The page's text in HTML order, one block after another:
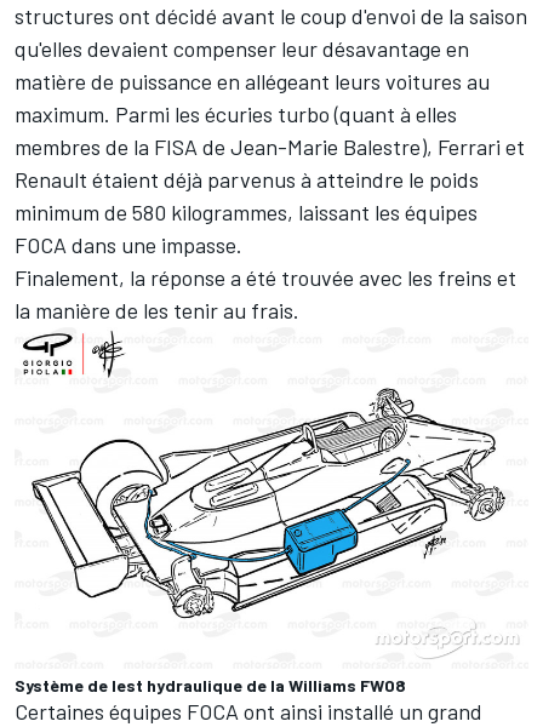
structures ont décidé avant le coup d'envoi de la saison
qu'elles devaient compenser leur désavantage en
matière de puissance en allégeant leurs voitures au
maximum. Parmi les écuries turbo (quant à elles
membres de la FISA de Jean-Marie Balestre), Ferrari et
Renault étaient déjà parvenus à atteindre le poids
minimum de 580 kilogrammes, laissant les équipes
FOCA dans une impasse.
Finalement, la réponse a été trouvée avec les freins et
la manière de les tenir au frais.
Système de lest hydraulique de la Williams FW08
Certaines équipes FOCA ont ainsi installé un grand